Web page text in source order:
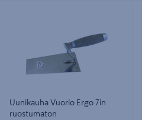
Uunikauha Vuorio Ergo 7in
ruostumaton